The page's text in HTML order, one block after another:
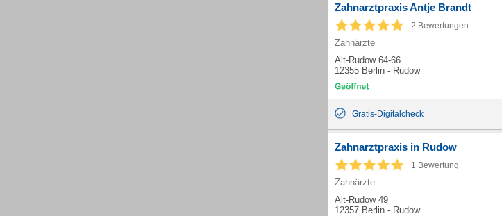
Zahnarztpraxis Antje Brandt
2 Bewertungen
Zahnärzte
Alt-Rudow 64-66
12355 Berlin - Rudow
Gratis-Digitalcheck
Zahnarztpraxis in Rudow
1 Bewertung
Zahnärzte
Alt-Rudow 49
12357 Berlin - Rudow